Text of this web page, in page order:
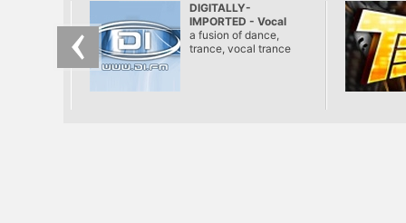
DIGITALLY-
IMPORTED - Vocal
Trance
a fusion of dance,
trance, vocal trance